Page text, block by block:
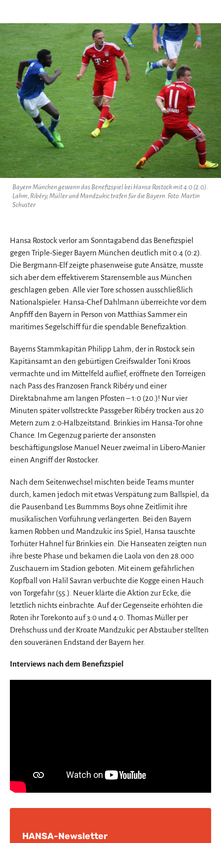
Bayern München gewann das Benefizspiel bei Hansa Rostock mit 4:0 (2:0).
Lahm, Ribéry, Müller und Mandzukic trafen für die Bayern. Foto: Martin
Schuster
Hansa Rostock verlor am Sonntagabend das Benefizspiel
gegen Triple-Sieger Bayern München deutlich mit 0:4 (0:2).
Die Bergmann-Elf zeigte phasenweise gute Ansätze, musste
sich aber dem effektiverem Starensemble aus München
geschlagen geben. Alle vier Tore schossen ausschließlich
Nationalspieler. Hansa-Chef Dahlmann überreichte vor dem
Anpfiff den Bayern in Person von Matthias Sammer ein
maritimes Segelschiff für die spendable Benefizaktion.
Bayerns Stammkapitän Philipp Lahm, der in Rostock sein
Kapitänsamt an den gebürtigen Greifswalder Toni Kroos
vermachte und im Mittelfeld auflief, eröffnete den Torreigen
nach Pass des Franzosen Franck Ribéry und einer
Direktabnahme am langen Pfosten – 1:0 (20.)! Nur vier
Minuten später vollstreckte Passgeber Ribéry trocken aus 20
Metern zum 2:0-Halbzeitstand. Brinkies im Hansa-Tor ohne
Chance. Im Gegenzug parierte der ansonsten
beschäftigungslose Manuel Neuer zweimal in Libero-Manier
einen Angriff der Rostocker.
Nach dem Seitenwechsel mischten beide Teams munter
durch, kamen jedoch mit etwas Verspätung zum Ballspiel, da
die Pausenband Les Bummms Boys ohne Zeitlimit ihre
musikalischen Vorführung verlängerten. Bei den Bayern
kamen Robben und Mandzukic ins Spiel, Hansa tauschte
Torhüter Hahnel für Brinkies ein. Die Hanseaten zeigten nun
ihre beste Phase und bekamen die Laola von den 28.000
Zuschauern im Stadion geboten. Mit einem gefährlichen
Kopfball von Halil Savran verbuchte die Kogge einen Hauch
von Torgefahr (55.). Neuer klärte die Aktion zur Ecke, die
letztlich nichts einbrachte. Auf der Gegenseite erhöhten die
Roten ihr Torekonto auf 3:0 und 4:0. Thomas Müller per
Drehschuss und der Kroate Mandzukic per Abstauber stellten
den souveränen Endstand der Bayern her.
Interviews nach dem Benefizspiel
HANSA-Newsletter